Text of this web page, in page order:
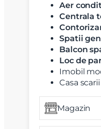
Aer
Centrala
Spatii
Balcon
Loc de
Imobil
Casa
Magazin